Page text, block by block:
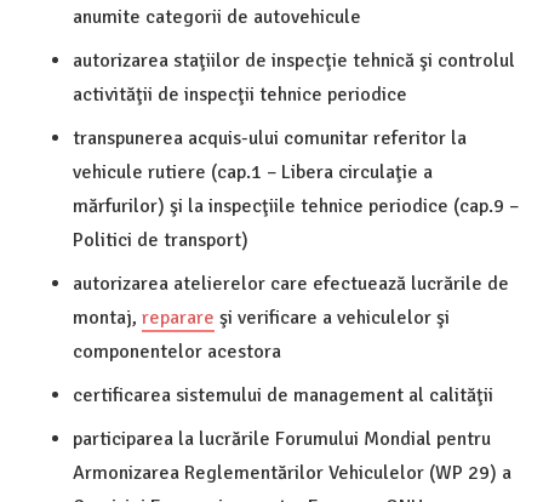
anumite categorii de autovehicule
autorizarea staţiilor de inspecţie tehnică şi controlul
activităţii de inspecţii tehnice periodice
transpunerea acquis-ului comunitar referitor la
vehicule rutiere (cap.1 – Libera circulaţie a
mărfurilor) şi la inspecţiile tehnice periodice (cap.9 –
Politici de transport)
autorizarea atelierelor care efectuează lucrările de
montaj, reparare şi verificare a vehiculelor şi
componentelor acestora
certificarea sistemului de management al calităţii
participarea la lucrările Forumului Mondial pentru
Armonizarea Reglementărilor Vehiculelor (WP 29) a